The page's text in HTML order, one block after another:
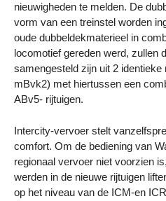
nieuwigheden te melden. De
vorm van een treinstel worden
oude dubbeldekmaterieel in
locomotief gereden werd, zullen
samengesteld zijn uit 2
mBvk2) met hiertussen een
ABv5- rijtuigen.
Intercity-vervoer stelt
comfort. Om de bediening van
regionaal vervoer niet voorzien
werden in de nieuwe rijtuigen
op het niveau van de ICM-en